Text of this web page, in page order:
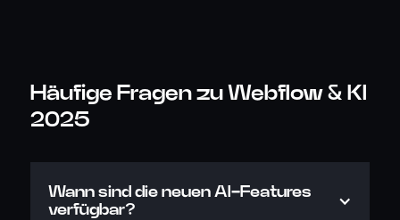
Häufige Fragen zu Webflow & KI
2025
Wann sind die neuen AI-Features
verfügbar?